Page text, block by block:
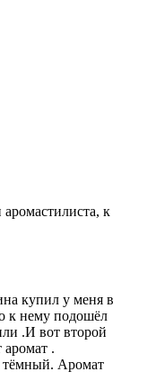
к
купил у меня в
к нему подошёл
.И вот второй
аромат .
тёмный. Аромат